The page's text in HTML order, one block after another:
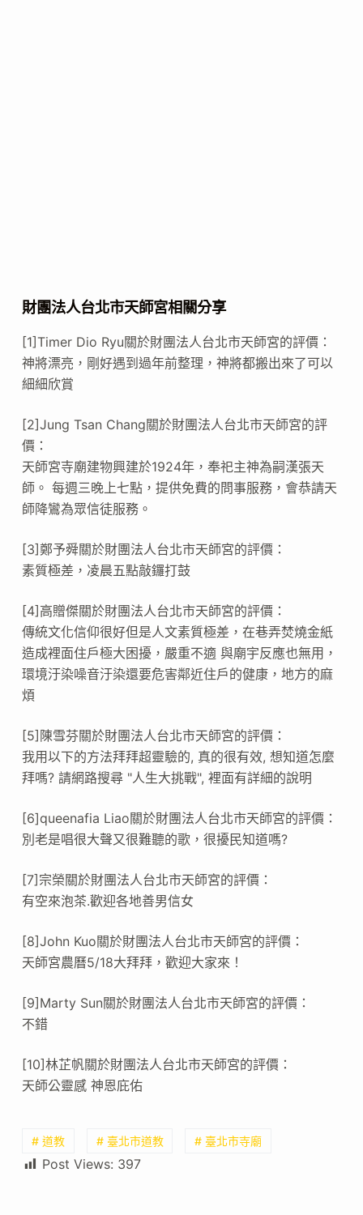
財團法人台北市天師宮相關分享
[1]Timer Dio Ryu關於財團法人台北市天師宮的評價：
神將漂亮，剛好遇到過年前整理，神將都搬出來了可以
細細欣賞
[2]Jung Tsan Chang關於財團法人台北市天師宮的評
價：
天師宮寺廟建物興建於1924年，奉祀主神為嗣漢張天
師。 每週三晚上七點，提供免費的問事服務，會恭請天
師降鸞為眾信徒服務。
[3]鄭予舜關於財團法人台北市天師宮的評價：
素質極差，凌晨五點敲鑼打鼓
[4]高贈傑關於財團法人台北市天師宮的評價：
傳統文化信仰很好但是人文素質極差，在巷弄焚燒金紙
造成裡面住戶極大困擾，嚴重不適 與廟宇反應也無用，
環境汙染噪音汙染還要危害鄰近住戶的健康，地方的麻
煩
[5]陳雪芬關於財團法人台北市天師宮的評價：
我用以下的方法拜拜超靈驗的, 真的很有效, 想知道怎麼
拜嗎? 請網路搜尋 "人生大挑戰", 裡面有詳細的說明
[6]queenafia Liao關於財團法人台北市天師宮的評價：
別老是唱很大聲又很難聽的歌，很擾民知道嗎?
[7]宗榮關於財團法人台北市天師宮的評價：
有空來泡茶.歡迎各地善男信女
[8]John Kuo關於財團法人台北市天師宮的評價：
天師宮農曆5/18大拜拜，歡迎大家來！
[9]Marty Sun關於財團法人台北市天師宮的評價：
不錯
[10]林芷帆關於財團法人台北市天師宮的評價：
天師公靈感 神恩庇佑
# 道教 # 臺北市道教 # 臺北市寺廟
Post Views: 397